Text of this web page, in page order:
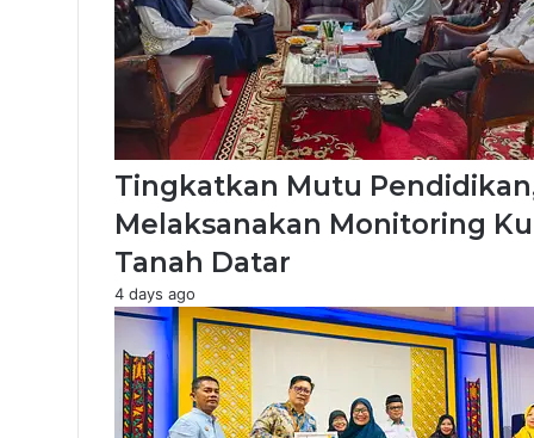
Tingkatkan Mutu
Melaksanakan Monitoring
Tanah Datar
4 days ago